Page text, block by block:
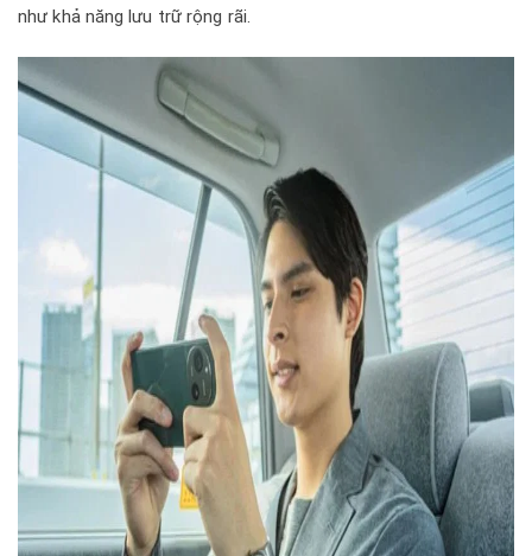
như khả năng lưu trữ rộng rãi.